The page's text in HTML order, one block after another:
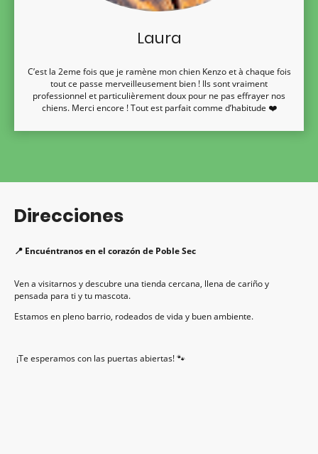
Laura
C’est la 2eme fois que je ramène mon chien Kenzo et à chaque fois
tout ce passe merveilleusement bien ! Ils sont vraiment
professionnel et particulièrement doux pour ne pas effrayer nos
chiens. Merci encore ! Tout est parfait comme d’habitude ❤️
Direcciones
📍 Encuéntranos en el corazón de Poble Sec
Ven a visitarnos y descubre una tienda cercana, llena de cariño y
pensada para ti y tu mascota.
Estamos en pleno barrio, rodeados de vida y buen ambiente.
¡Te esperamos con las puertas abiertas! 🐾